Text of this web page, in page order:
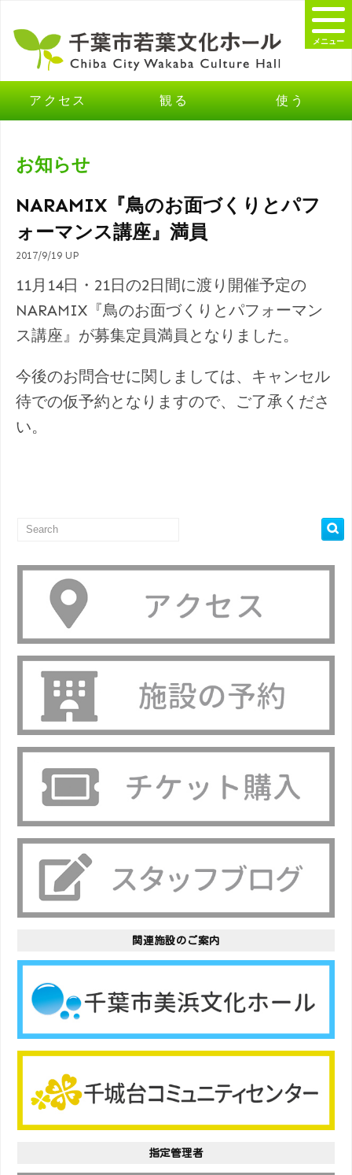
アクセス 観る 使う
メニュー
お知らせ
NARAMIX『鳥のお面づくりとパフ
ォーマンス講座』満員
2017/9/19 UP
11月14日・21日の2日間に渡り開催予定の
NARAMIX『鳥のお面づくりとパフォーマン
ス講座』が募集定員満員となりました。
今後のお問合せに関しましては、キャンセル
待での仮予約となりますので、ご了承くださ
い。
関連施設のご案内
指定管理者